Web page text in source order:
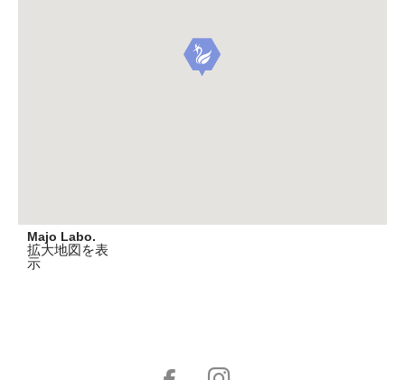
Majo Labo.
拡大地図を表
示